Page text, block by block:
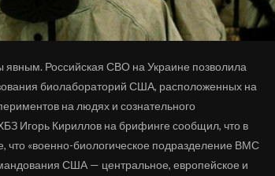
явным. Российская СВО на Украине позволила
биолабораторий США, расположенных на
на людях и сознательного
Игорь Кириллов на брифинге сообщил, что в
«военно-биологическое подразделение ВМС
США — центральное, европейское и